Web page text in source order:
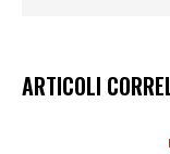
ARTICOLI